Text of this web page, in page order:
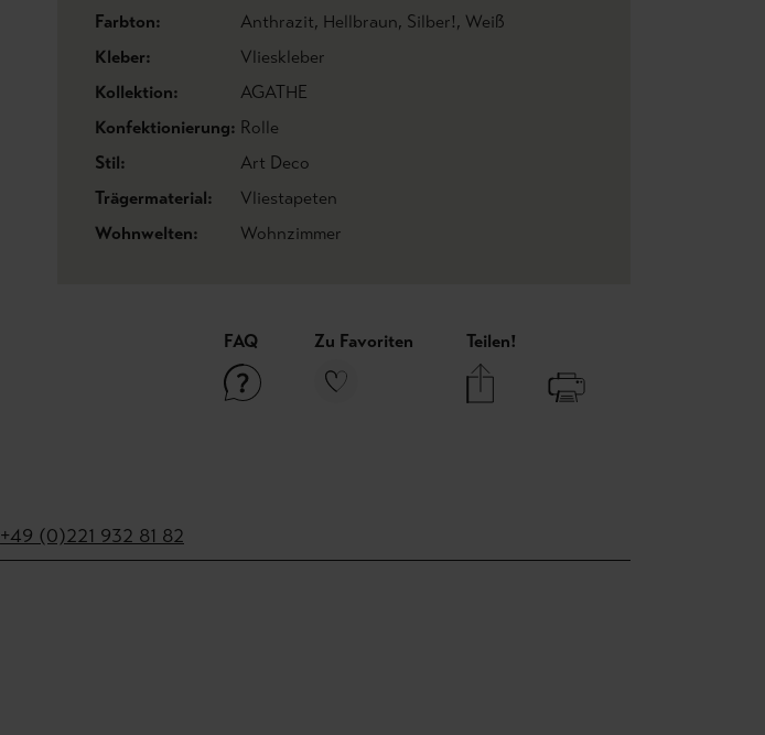
Farbton:
Anthrazit, Hellbraun, Silber!, Weiß
Kleber:
Vlieskleber
Kollektion:
AGATHE
Konfektionierung: Rolle
Stil:
Art Deco
Trägermaterial:
Vliestapeten
Wohnwelten:
Wohnzimmer
FAQ Zu Favoriten Teilen!
+49 (0)221 932 81 82